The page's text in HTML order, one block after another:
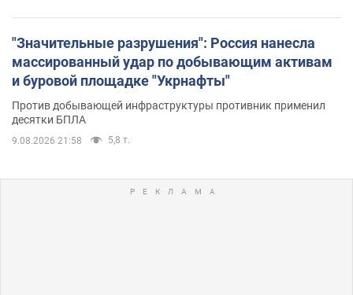
"Значительные разрушения": Россия нанесла
массированный удар по добывающим активам
и буровой площадке "Укрнафты"
Против добывающей инфраструктуры противник применил
десятки БПЛА
9.08.2026 21:58 5,8 т.